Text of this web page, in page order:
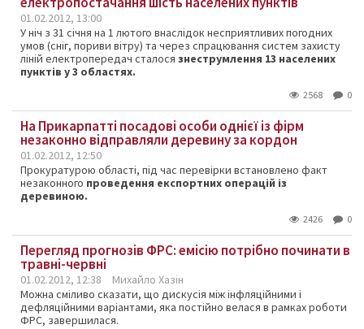
01.02.2012, 13:00
У ніч з 31 січня на 1 лютого внаслідок несприятливих погодних
умов (сніг, пориви вітру) та через спрацювання систем захисту
ліній електропередач сталося знеструмлення 13 населених
пунктів у 3 областях.
2568 0
На Прикарпатті посадові особи однієї із фірм
незаконно відправляли деревину за кордон
01.02.2012, 12:50
Прокуратурою області, під час перевірки встановлено факт
незаконного проведення експортних операцій із
деревиною.
2426 0
Перегляд прогнозів ФРС: емісію потрібно починати в
травні-червні
01.02.2012, 12:38
Михайло Хазін
Можна сміливо сказати, що дискусія міжінфляційними і
дефляційними варіантами, яка постійно велася в рамкахроботи
ФРС, завершилася.